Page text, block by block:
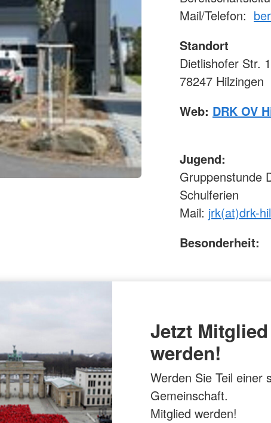
Mail/Telefon:
Standort
Dietlishofer Str.
78247 Hilzingen
Web: DRK OV
Jugend:
Gruppenstunde
Schulferien
Mail: jrk(at)drk-
Besonderheit:
Jetzt Mitglied
werden!
Werden Sie Teil einer
Gemeinschaft.
Mitglied werden!